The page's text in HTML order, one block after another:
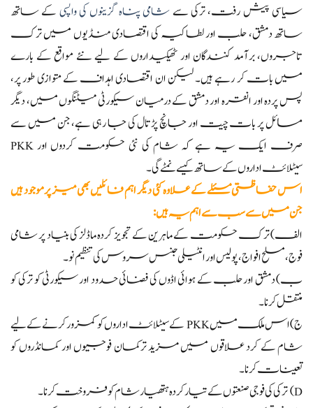
سیاسی پیش رفت، ترکی سےشامی پناہ گزینوں کی واپسیکے ساتھ
ساتھ دمشق، حلب اور لطاکیہ کی اقتصادی منڈیوں میں ترک
تاجروں، برآمد کنندگان اور ٹھیکیداروں کے لیے نئے مواقع کے بارے
میں بات کر رہے ہیں۔ لیکن ان اقتصادی اہداف کے متوازی طور پر،
پس پردہ اور انقرہ اور دمشق کے درمیان سیکورٹی میٹنگوں میں، دیگر
مسائل پر بات چیت اور جانچ پڑتال کی جا رہی ہے، جن میں سے
صرف ایک یہ ہے کہ شام کی نئی حکومت کردوں اور PKK
سیٹلائٹ اداروں کے ساتھ کیسے نمٹے گی۔
اس حفاظتی مسئلے کے علاوہ کئی دیگر اہم فائلیں بھی میز پر موجود ہیں
جن میں سے سب سے اہم یہ ہیں:
الف) ترک حکومت کے ماہرین کے تجویز کردہ ماڈلز کی بنیاد پر شامی
فوج، مسلح افواج، پولیس اور انٹیلی جنس سروس کی تنظیم نو۔
ب) دمشق اور حلب کے ہوائی اڈوں کی فضائی حدود اور سیکورٹی کو ترکی کو
منتقل کرنا۔
ج) اس ملک میں PKK کے سیٹلائٹ اداروں کو کمزور کرنے کے لیے
شام کے کرد علاقوں میں مزید ترکمان فوجیوں اور کمانڈروں کو
تعینات کرنا۔
D) ترکی کی فوجی صنعتوں کے تیار کردہ ہتھیار شام کو فروخت کرنا۔